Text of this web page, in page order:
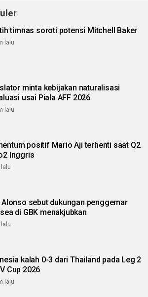
timnas soroti potensi Mitchell Baker
lalu
minta kebijakan naturalisasi
usai Piala AFF 2026
lalu
positif Mario Aji terhenti saat Q2
Inggris
Alonso sebut dukungan penggemar
di GBK menakjubkan
kalah 0-3 dari Thailand pada Leg 2
Cup 2026
lalu